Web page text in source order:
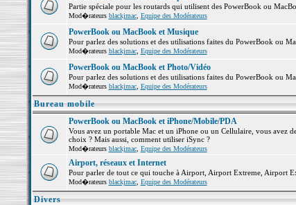
Partie spéciale pour les routards qui utilisent des PowerBook ou
Mod�rateurs blackjmac, Equipe des Modérateurs
PowerBook ou MacBook et Musique
Pour parlez des solutions et des utilisations faites du PowerBook ou
Mod�rateurs blackjmac, Equipe des Modérateurs
PowerBook ou MacBook et Photo/Vidéo
Pour parlez des solutions et des utilisations faites du PowerBook ou
Mod�rateurs blackjmac, Equipe des Modérateurs
Bureau mobile
PowerBook ou MacBook et iPhone/Mobile/PDA
Vous avez un portable Mac et un iPhone ou un Cellulaire, vous avez
choix ? Mais aussi, comment utiliser iSync ?
Mod�rateurs blackjmac, Equipe des Modérateurs
Airport, réseaux et Internet
Pour parler de tout ce qui touche à Airport, Airport Extreme, Airport
Mod�rateurs blackjmac, Equipe des Modérateurs
Divers